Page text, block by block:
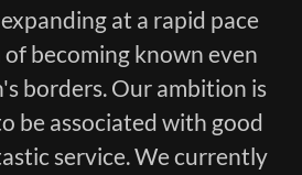
at a rapid pace
becoming known even
borders. Our ambition is
be associated with good
service. We currently